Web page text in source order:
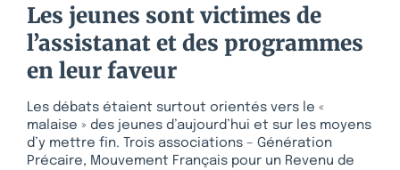
Les jeunes sont victimes de
l’assistanat et des programmes
en leur faveur
Les débats étaient surtout orientés vers le «
malaise » des jeunes d’aujourd’hui et sur les moyens
d’y mettre fin. Trois associations – Génération
Précaire, Mouvement Français pour un Revenu de